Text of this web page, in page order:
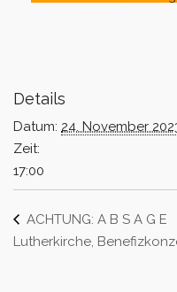
Details
Datum: 24. November
Zeit:
17:00
ACHTUNG: A B S A G E
Lutherkirche,